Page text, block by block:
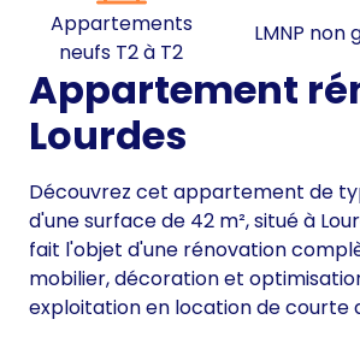
Appartements
neufs T2 à T2
LMNP non
Appartement
Lourdes
Découvrez cet appartement de
d'une surface de 42 m², situé à
fait l'objet d'une rénovation
mobilier, décoration et
exploitation en location de courte